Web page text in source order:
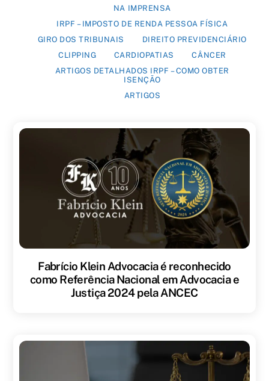
NA IMPRENSA
IRPF – IMPOSTO DE RENDA PESSOA FÍSICA
GIRO DOS TRIBUNAIS
DIREITO PREVIDENCIÁRIO
CLIPPING
CARDIOPATIAS
CÂNCER
ARTIGOS DETALHADOS IRPF – COMO OBTER
ISENÇÃO
ARTIGOS
Fabrício Klein Advocacia é reconhecido
como Referência Nacional em Advocacia e
Justiça 2024 pela ANCEC